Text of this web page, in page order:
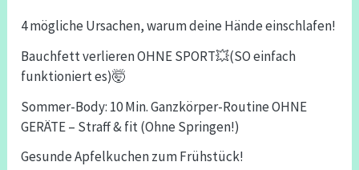
4 mögliche Ursachen, warum deine Hände einschlafen!
Bauchfett verlieren OHNE SPORT💥(SO einfach
funktioniert es)🤯
Sommer-Body: 10 Min. Ganzkörper-Routine OHNE
GERÄTE – Straff & fit (Ohne Springen!)
Gesunde Apfelkuchen zum Frühstück!